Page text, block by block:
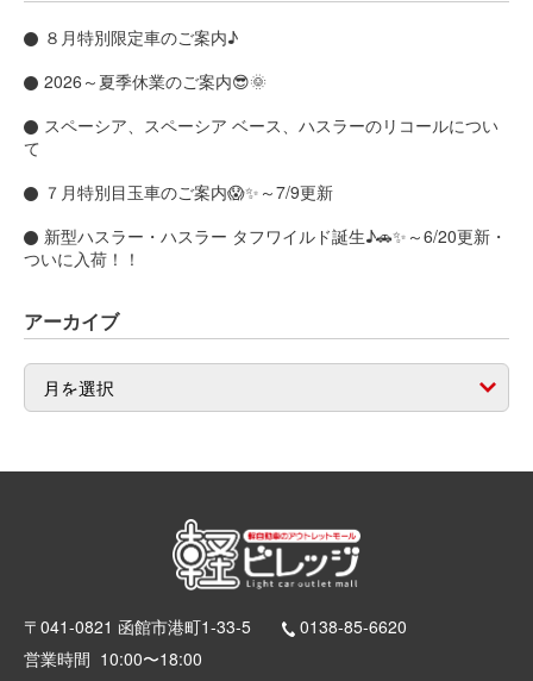
８月特別限定車のご案内♪
2026～夏季休業のご案内😎🌞
スペーシア、スペーシア ベース、ハスラーのリコールについ
て
７月特別目玉車のご案内😱✨～7/9更新
新型ハスラー・ハスラー タフワイルド誕生♪🚗✨～6/20更新・
ついに入荷！！
アーカイブ
〒041-0821 函館市港町1-33-5
0138-85-6620
営業時間 10:00〜18:00